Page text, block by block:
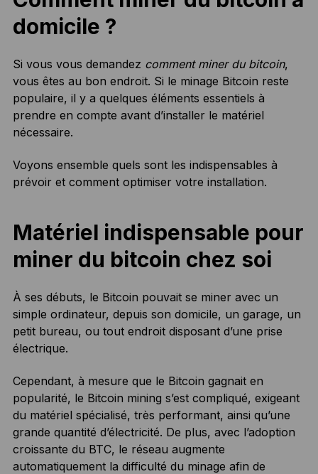
domicile ?
Si vous vous demandez comment miner du bitcoin,
vous êtes au bon endroit. Si le minage Bitcoin reste
populaire, il y a quelques éléments essentiels à
prendre en compte avant d’installer le matériel
nécessaire.
Voyons ensemble quels sont les indispensables à
prévoir et comment optimiser votre installation.
Matériel indispensable pour
miner du bitcoin chez soi
À ses débuts, le Bitcoin pouvait se miner avec un
simple ordinateur, depuis son domicile, un garage, un
petit bureau, ou tout endroit disposant d’une prise
électrique.
Cependant, à mesure que le Bitcoin gagnait en
popularité, le Bitcoin mining s’est compliqué, exigeant
du matériel spécialisé, très performant, ainsi qu’une
grande quantité d’électricité. De plus, avec l’adoption
croissante du BTC, le réseau augmente
automatiquement la difficulté du minage afin de